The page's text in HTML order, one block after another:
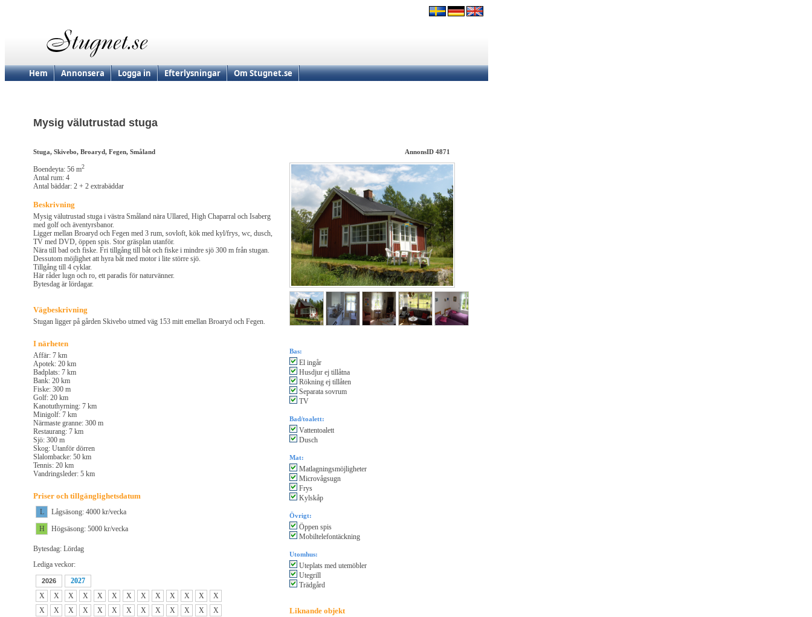
Hem Annonsera Logga in Efterlysningar Om Stugnet.se
Mysig välutrustad stuga
Stuga, Skivebo, Broaryd, Fegen, Småland AnnonsID 4871
Boendeyta: 56 m2
Antal rum: 4
Antal bäddar: 2 + 2 extrabäddar
Beskrivning
Mysig välutrustad stuga i västra Småland nära Ullared, High Chaparral och Isaberg
med golf och äventyrsbanor.
Ligger mellan Broaryd och Fegen med 3 rum, sovloft, kök med kyl/frys, wc, dusch,
TV med DVD, öppen spis. Stor gräsplan utanför.
Nära till bad och fiske. Fri tillgång till båt och fiske i mindre sjö 300 m från stugan.
Dessutom möjlighet att hyra båt med motor i lite större sjö.
Tillgång till 4 cyklar.
Här råder lugn och ro, ett paradis för naturvänner.
Bytesdag är lördagar.
Vägbeskrivning
Stugan ligger på gården Skivebo utmed väg 153 mitt emellan Broaryd och Fegen.
I närheten
Affär: 7 km
Apotek: 20 km
Badplats: 7 km
Bank: 20 km
Fiske: 300 m
Golf: 20 km
Kanotuthyrning: 7 km
Minigolf: 7 km
Närmaste granne: 300 m
Restaurang: 7 km
Sjö: 300 m
Skog: Utanför dörren
Slalombacke: 50 km
Tennis: 20 km
Vandringsleder: 5 km
Priser och tillgänglighetsdatum
L
Lågsäsong: 4000 kr/vecka
H
Högsäsong: 5000 kr/vecka
Bytesdag: Lördag
Lediga veckor:
2026
2027
X
X X X X X X X X X X X
X
X
X X X X X X X X X X X
X
Bas:
El ingår
Husdjur ej tillåtna
Rökning ej tillåten
Separata sovrum
TV
Bad/toalett:
Vattentoalett
Dusch
Mat:
Matlagningsmöjligheter
Microvågsugn
Frys
Kylskåp
Övrigt:
Öppen spis
Mobiltelefontäckning
Utomhus:
Uteplats med utemöbler
Utegrill
Trädgård
Liknande objekt